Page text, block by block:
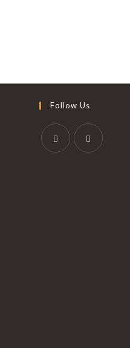
Follow Us